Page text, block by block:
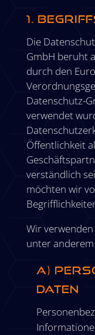
1.
Die
GmbH beruht
durch den
Datenschutz-
verwendet
Öffentlichkeit
verständlich
möchten wir
Wir
unter
a)
Daten